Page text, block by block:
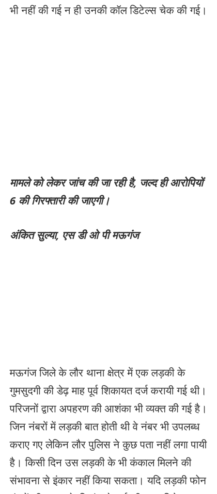
भी नहीं की गई न ही उनकी कॉल डिटेल्स चेक की गई।
मामले को लेकर जांच की जा रही है, जल्द ही आरोपियों
6 की गिरफ्तारी की जाएगी।
अंकित सुल्या, एस डी ओ पी मऊगंज
मऊगंज जिले के लौर थाना क्षेत्र में एक लड़की के
गुमसुदगी की डेढ़ माह पूर्व शिकायत दर्ज करायी गई थी।
परिजनों द्वारा अपहरण की आशंका भी व्यक्त की गई है।
जिन नंबरों में लड़की बात होती थी वे नंबर भी उपलब्ध
कराए गए लेकिन लौर पुलिस ने कुछ पता नहीं लगा पायी
है। किसी दिन उस लड़की के भी कंकाल मिलने की
संभावना से इंकार नहीं किया सकता। यदि लड़की फोन